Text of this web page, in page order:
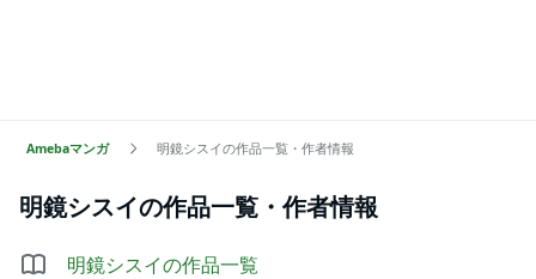
Amebaマンガ 明鏡シスイの作品一覧・作者情報
明鏡シスイの作品一覧・作者情報
明鏡シスイの作品一覧